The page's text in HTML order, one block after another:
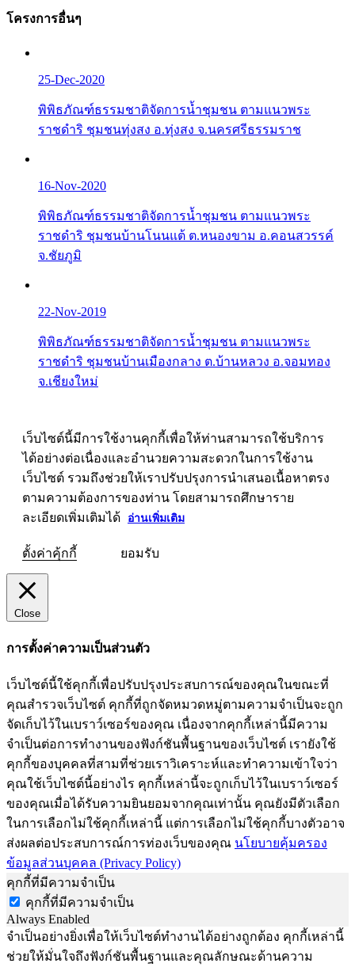
โครงการอื่นๆ
25-Dec-2020
พิพิธภัณฑ์ธรรมชาติจัดการน้ำชุมชน ตามแนวพระ
ราชดำริ ชุมชนทุ่งสง อ.ทุ่งสง จ.นครศรีธรรมราช
16-Nov-2020
พิพิธภัณฑ์ธรรมชาติจัดการน้ำชุมชน ตามแนวพระ
ราชดำริ ชุมชนบ้านโนนแต้ ต.หนองขาม อ.คอนสวรรค์
จ.ชัยภูมิ
22-Nov-2019
พิพิธภัณฑ์ธรรมชาติจัดการน้ำชุมชน ตามแนวพระ
ราชดำริ ชุมชนบ้านเมืองกลาง ต.บ้านหลวง อ.จอมทอง
จ.เชียงใหม่
เว็บไซต์นี้มีการใช้งานคุกกี้เพื่อให้ท่านสามารถใช้บริการ
ได้อย่างต่อเนื่องและอำนวยความสะดวกในการใช้งาน
เว็บไซต์ รวมถึงช่วยให้เราปรับปรุงการนำเสนอเนื้อหาตรง
ตามความต้องการของท่าน โดยสามารถศึกษาราย
ละเอียดเพิ่มเติมได้
อ่านเพิ่มเติม
ตั้งค่าคุ้กกี้ ยอมรับ
Close
การตั้งค่าความเป็นส่วนตัว
เว็บไซต์นี้ใช้คุกกี้เพื่อปรับปรุงประสบการณ์ของคุณในขณะที่
คุณสำรวจเว็บไซต์ คุกกี้ที่ถูกจัดหมวดหมู่ตามความจำเป็นจะถูก
จัดเก็บไว้ในเบราว์เซอร์ของคุณ เนื่องจากคุกกี้เหล่านี้มีความ
จำเป็นต่อการทำงานของฟังก์ชันพื้นฐานของเว็บไซต์ เรายังใช้
คุกกี้ของบุคคลที่สามที่ช่วยเราวิเคราะห์และทำความเข้าใจว่า
คุณใช้เว็บไซต์นี้อย่างไร คุกกี้เหล่านี้จะถูกเก็บไว้ในเบราว์เซอร์
ของคุณเมื่อได้รับความยินยอมจากคุณเท่านั้น คุณยังมีตัวเลือก
ในการเลือกไม่ใช้คุกกี้เหล่านี้ แต่การเลือกไม่ใช้คุกกี้บางตัวอาจ
ส่งผลต่อประสบการณ์การท่องเว็บของคุณ นโยบายคุ้มครอง
ข้อมูลส่วนบุคคล (Privacy Policy)
คุกกี้ที่มีความจำเป็น
คุกกี้ที่มีความจำเป็น
Always Enabled
จำเป็นอย่างยิ่งเพื่อให้เว็บไซต์ทำงานได้อย่างถูกต้อง คุกกี้เหล่านี้
ช่วยให้มั่นใจถึงฟังก์ชันพื้นฐานและคุณลักษณะด้านความ